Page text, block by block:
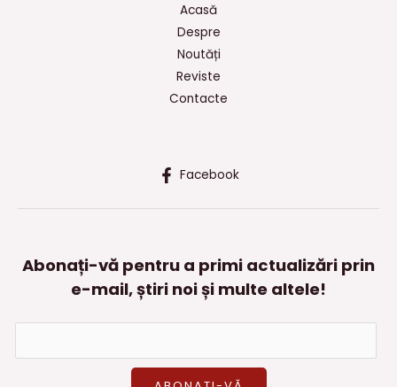
Acasă
Despre
Noutăți
Reviste
Contacte
Facebook
Abonați-vă pentru a primi actualizări prin
e-mail, știri noi și multe altele!